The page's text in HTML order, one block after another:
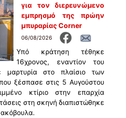
για τον διερευνώμενο
εμπρησμό της πρώην
μπυραρίας Corner
06/08/2026
Υπό κράτηση τέθηκε
16χρονος, εναντίον του
μαρτυρία στο πλαίσιο των
ξέσπασε στις 5 Αυγούστου
κτίριο στην επαρχία
στη σκηνή διαπιστώθηκε